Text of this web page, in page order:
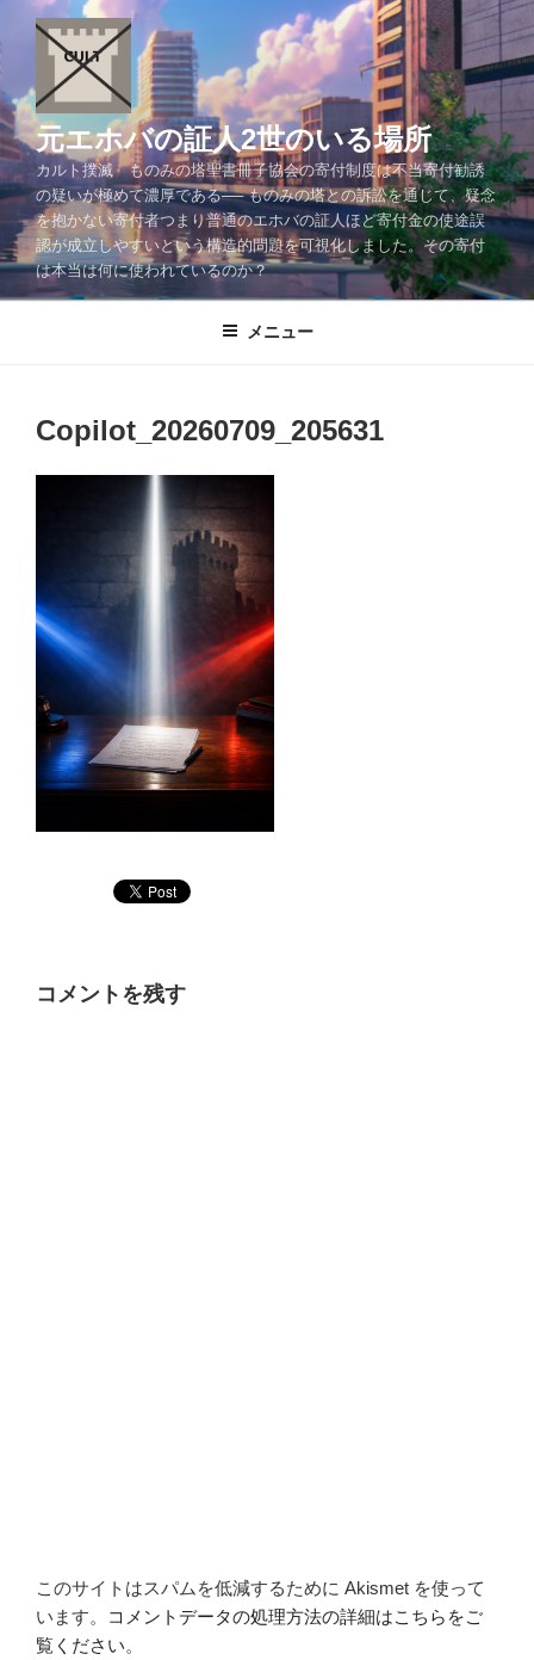
ン
テ
ン
ツ
へ
ス
ッ
プ
元エホバの証人2世のいる場所
カルト撲滅 ものみの塔聖書冊子協会の寄付制度は不当寄付勧誘
の疑いが極めて濃厚である── ものみの塔との訴訟を通じて、疑念
を抱かない寄付者つまり普通のエホバの証人ほど寄付金の使途誤
認が成立しやすいという構造的問題を可視化しました。その寄付
は本当は何に使われているのか？
メニュー
Copilot_20260709_205631
コメントを残す
このサイトはスパムを低減するために Akismet を使って
います。
コメントデータの処理方法の詳細はこちらをご
覧ください。